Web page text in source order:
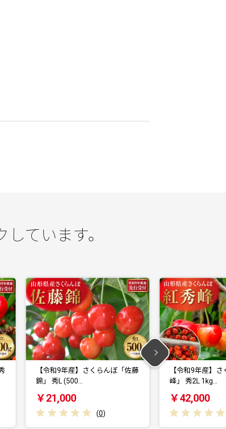
ています。
【令和9年産】さくらんぼ「紅秀
峰」 秀2L 1kg…
￥42,000
(0)
【令和9年産】
錦」 秀L 1kg …
￥36,000